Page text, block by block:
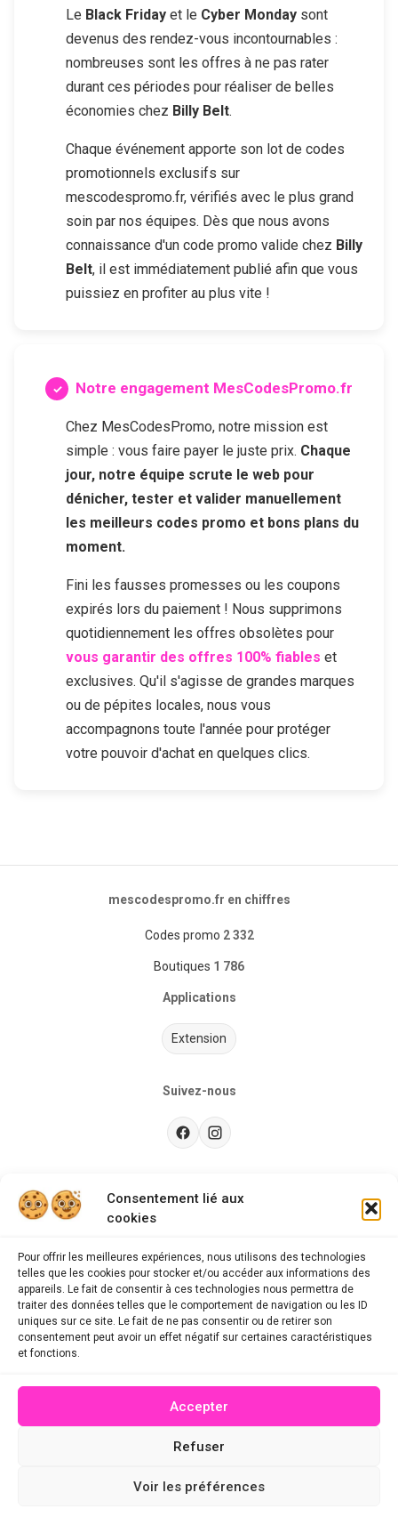
Consentement lié aux
cookies
Pour offrir les meilleures expériences, nous utilisons des technologies
telles que les cookies pour stocker et/ou accéder aux informations des
appareils. Le fait de consentir à ces technologies nous permettra de
traiter des données telles que le comportement de navigation ou les ID
uniques sur ce site. Le fait de ne pas consentir ou de retirer son
consentement peut avoir un effet négatif sur certaines caractéristiques
et fonctions.
Accepter
Refuser
Voir les préférences
Le Black Friday et le Cyber Monday sont
devenus des rendez-vous incontournables :
nombreuses sont les offres à ne pas rater
durant ces périodes pour réaliser de belles
économies chez Billy Belt.
Chaque événement apporte son lot de codes
promotionnels exclusifs sur
mescodespromo.fr, vérifiés avec le plus grand
soin par nos équipes. Dès que nous avons
connaissance d'un code promo valide chez Billy
Belt, il est immédiatement publié afin que vous
puissiez en profiter au plus vite !
Notre engagement MesCodesPromo.fr
Chez MesCodesPromo, notre mission est
simple : vous faire payer le juste prix. Chaque
jour, notre équipe scrute le web pour
dénicher, tester et valider manuellement
les meilleurs codes promo et bons plans du
moment.
Fini les fausses promesses ou les coupons
expirés lors du paiement ! Nous supprimons
quotidiennement les offres obsolètes pour
vous garantir des offres 100% fiables et
exclusives. Qu'il s'agisse de grandes marques
ou de pépites locales, nous vous
accompagnons toute l'année pour protéger
votre pouvoir d'achat en quelques clics.
mescodespromo.fr en chiffres
Codes promo 2 332
Boutiques 1 786
Applications
Extension
Suivez-nous
FAQ
Mentions légales
Politique de confidentialité
Contact